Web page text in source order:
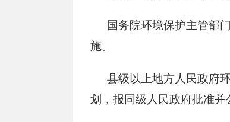
国务院环境保护主管部
施。
县级以上地方人民政府
划，报同级人民政府批准并